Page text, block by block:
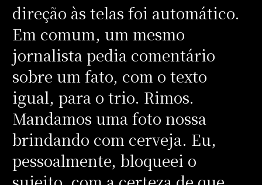
direção às telas foi automático.
Em comum, um mesmo
jornalista pedia comentário
sobre um fato, com o texto
igual, para o trio. Rimos.
Mandamos uma foto nossa
brindando com cerveja. Eu,
pessoalmente, bloqueei o